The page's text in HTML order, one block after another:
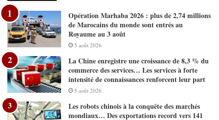
Opération Marhaba 2026 : plus de 2,74 millions
de Marocains du monde sont entrés au
Royaume au 3 août
5 août 2026
La Chine enregistre une croissance de 8,3 % du
commerce des services… Les services à forte
intensité de connaissances renforcent leur part
5 août 2026
Les robots chinois à la conquête des marchés
mondiaux… Des exportations record vers 141